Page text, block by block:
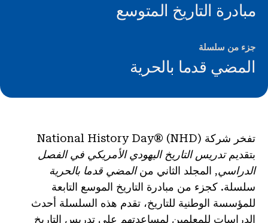
مبادرة التاريخ المتوسع
جزء من سلسلة
المضي قدما بالحرية
تفخر شركة National History Day® (NHD)
بتقديمتدريس التاريخ اليهودي الأمريكي في الفصل
الدراسي, المجلد الثاني منالمضي قدما بالحرية
سلسلة. كجزء من مبادرة التاريخ الموسع التابعة
للمؤسسة الوطنية للتاريخ، تقدم هذه السلسلة أحدث
الدراسات للمعلمين لمساعدتهم على تدريس التاريخ